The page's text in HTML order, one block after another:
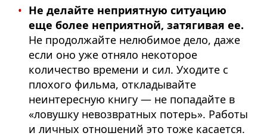
Не делайте неприятную ситуацию
еще более неприятной, затягивая ее.
Не продолжайте нелюбимое дело, даже
если оно уже отняло некоторое
количество времени и сил. Уходите с
плохого фильма, откладывайте
неинтересную книгу — не попадайте в
«ловушку невозвратных потерь». Работы
и личных отношений это тоже касается.